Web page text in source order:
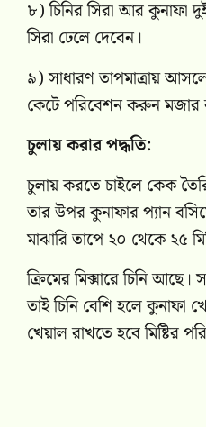
৮) চিনির সিরা আর কুনাফা
সিরা ঢেলে দেবেন।
৯) সাধারণ তাপমাত্রায়
কেটে পরিবেশন করুন মজার
চুলায় করার পদ্ধতি:
চুলায় করতে চাইলে কেক
তার উপর কুনাফার প্যান
মাঝারি তাপে ২০ থেকে ২৫
ক্রিমের মিক্সারে চিনি আছে।
তাই চিনি বেশি হলে কুনাফা
খেয়াল রাখতে হবে মিষ্টির